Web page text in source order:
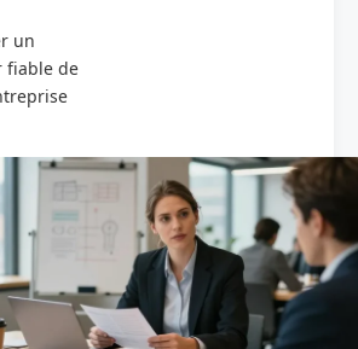
un
fiable de